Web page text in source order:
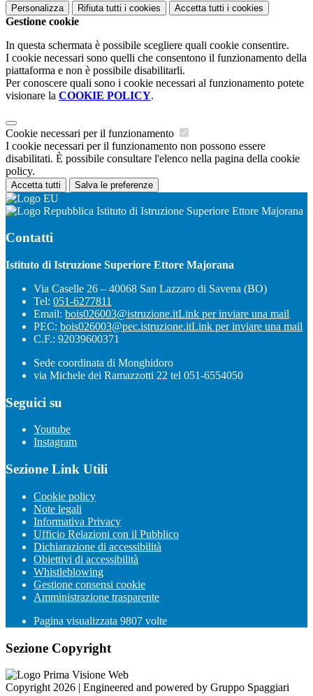
Personalizza Rifiuta tutti i cookies Accetta tutti i cookies
Gestione cookie
In questa schermata è possibile scegliere quali cookie consentire.
I cookie necessari sono quelli che consentono il funzionamento della
piattaforma e non è possibile disabilitarli.
Per conoscere quali sono i cookie necessari al funzionamento potete
visionare la COOKIE POLICY.
Cookie necessari per il funzionamento
I cookie necessari per il funzionamento non possono essere
disabilitati. È possibile consultare l'elenco nella pagina della cookie
policy.
Accetta tutti Salva le preferenze
Istituto di Istruzione Superiore Ettore Majorana
Contatti
Istituto di Istruzione Superiore Ettore Majorana
Via Caselle 26 – 40068 San Lazzaro di Savena (BO)
Tel: 051-6277811
Email: bois026003@istruzione.itLink per inviare una mail
PEC: bois026003@pec.istruzione.itLink per inviare una mail
C.F.: 92039600371
Sede coordinata di Monghidoro
via Michele dei Ramazzotti 22 tel 051-6554050
Seguici su
Youtube
Instagram
Sezione Link Utili
Cookie policy
Note legali
Informativa Privacy
Ufficio Relazioni con il Pubblico
Dichiarazione di accessibilità
Obiettivi di accessibilità
Whistleblowing
Gestione consensi cookie
Amministrazione trasparente
Pagina visualizzata 9807 volte
Sezione Copyright
Copyright 2026 | Engineered and powered by Gruppo Spaggiari